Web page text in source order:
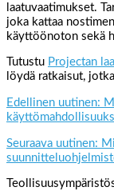
laatuvaatimukset.
joka kattaa
käyttöönoton sekä
Tutustu Projectan
löydä ratkaisut,
Edellinen uutinen:
Seuraava uutinen: